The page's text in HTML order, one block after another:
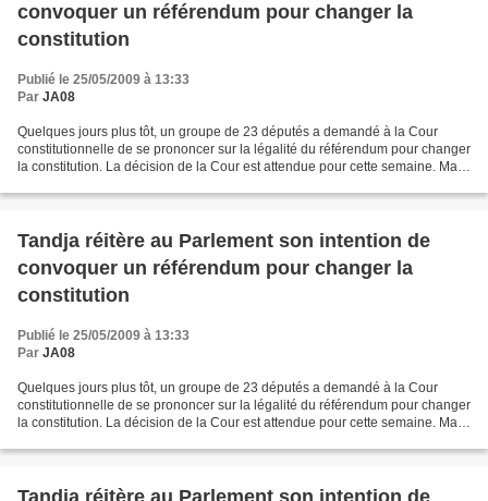
convoquer un référendum pour changer la
constitution
Publié le 25/05/2009 à 13:33
Par JA08
Quelques jours plus tôt, un groupe de 23 députés a demandé à la Cour
constitutionnelle de se prononcer sur la légalité du référendum pour changer
la constitution. La décision de la Cour est attendue pour cette semaine. Mais,
Tandja réitère au Parlement son intention de
convoquer un référendum pour changer la
constitution
Publié le 25/05/2009 à 13:33
Par JA08
Quelques jours plus tôt, un groupe de 23 députés a demandé à la Cour
constitutionnelle de se prononcer sur la légalité du référendum pour changer
la constitution. La décision de la Cour est attendue pour cette semaine. Mais,
Tandja réitère au Parlement son intention de